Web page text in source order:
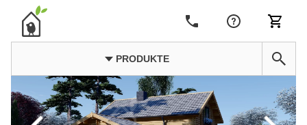
PRODUKTE